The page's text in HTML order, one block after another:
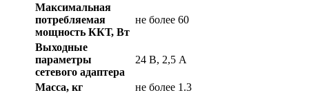
Максимальная
потребляемая
мощность ККТ, Вт
не более 60
Выходные
параметры
сетевого адаптера
24 В, 2,5 А
Масса, кг
не более 1.3